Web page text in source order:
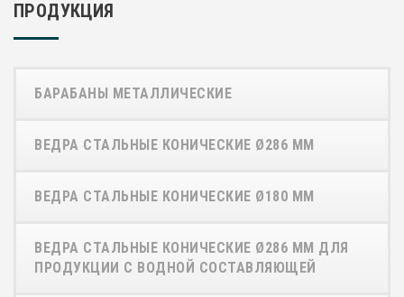
ПРОДУКЦИЯ
БАРАБАНЫ МЕТАЛЛИЧЕСКИЕ
ВЕДРА СТАЛЬНЫЕ КОНИЧЕСКИЕ Ø286 ММ
ВЕДРА СТАЛЬНЫЕ КОНИЧЕСКИЕ Ø180 ММ
ВЕДРА СТАЛЬНЫЕ КОНИЧЕСКИЕ Ø286 ММ ДЛЯ
ПРОДУКЦИИ С ВОДНОЙ СОСТАВЛЯЮЩЕЙ